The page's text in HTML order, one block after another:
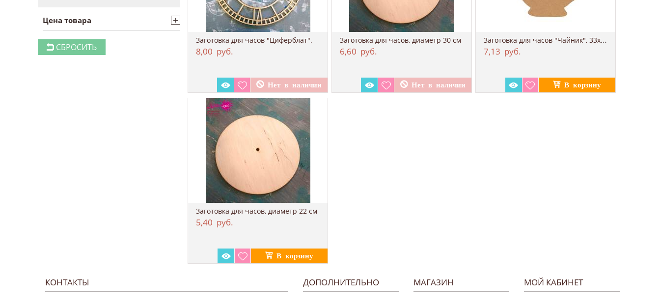
Цена товара +
СБРОСИТЬ
Заготовка для часов "Циферблат".
8,00 руб.
Заготовка для часов, диаметр 30 см
6,60 руб.
Заготовка для часов "Чайник", 33х27,5 см
7,13 руб.
Заготовка для часов, диаметр 22 см
5,40 руб.
КОНТАКТЫ ДОПОЛНИТЕЛЬНО МАГАЗИН МОЙ КАБИНЕТ